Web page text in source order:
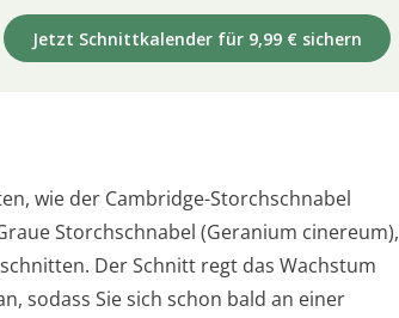
Jetzt Schnittkalender für 9,99 € sichern
wie der Cambridge-Storchschnabel
Storchschnabel (Geranium cinereum),
Der Schnitt regt das Wachstum
sodass Sie sich schon bald an einer